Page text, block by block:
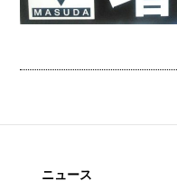
ニュース